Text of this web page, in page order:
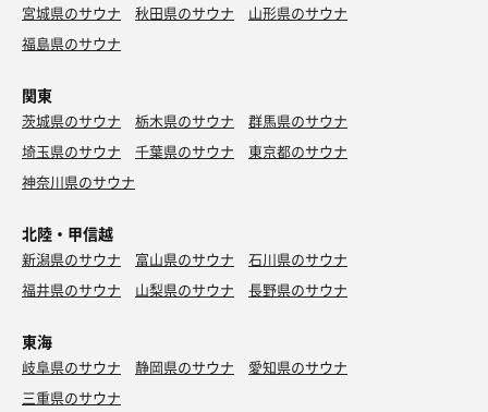
宮城県のサウナ
秋田県のサウナ
山形県のサウナ
福島県のサウナ
関東
茨城県のサウナ 栃木県のサウナ
群馬県のサウナ
埼玉県のサウナ
千葉県のサウナ
東京都のサウナ
神奈川県のサウナ
北陸・甲信越
新潟県のサウナ 富山県のサウナ
石川県のサウナ
福井県のサウナ
山梨県のサウナ 長野県のサウナ
東海
岐阜県のサウナ 静岡県のサウナ
愛知県のサウナ
三重県のサウナ